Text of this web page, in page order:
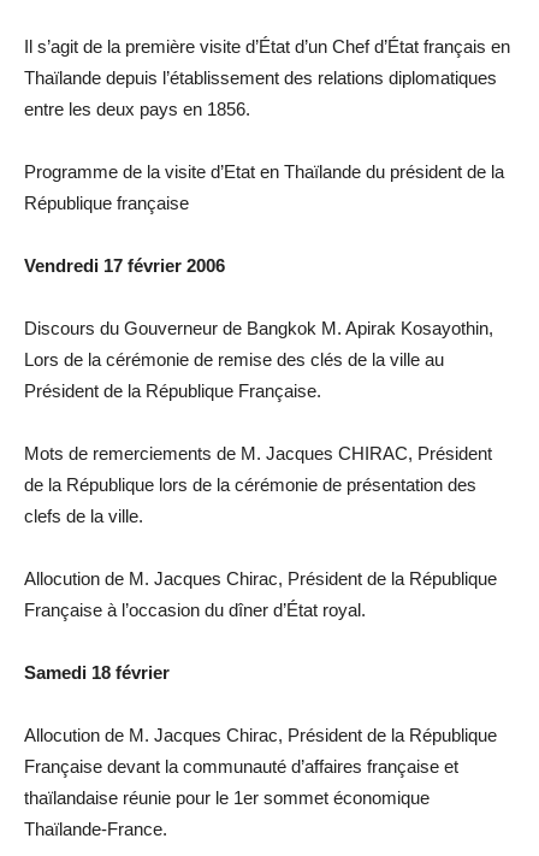
Il s’agit de la première visite d’État d’un Chef d’État français en
Thaïlande depuis l’établissement des relations diplomatiques
entre les deux pays en 1856.
Programme de la visite d’Etat en Thaïlande du président de la
République française
Vendredi 17 février 2006
Discours du Gouverneur de Bangkok M. Apirak Kosayothin,
Lors de la cérémonie de remise des clés de la ville au
Président de la République Française.
Mots de remerciements de M. Jacques CHIRAC, Président
de la République lors de la cérémonie de présentation des
clefs de la ville.
Allocution de M. Jacques Chirac, Président de la République
Française à l’occasion du dîner d’État royal.
Samedi 18 février
Allocution de M. Jacques Chirac, Président de la République
Française devant la communauté d’affaires française et
thaïlandaise réunie pour le 1er sommet économique
Thaïlande-France.